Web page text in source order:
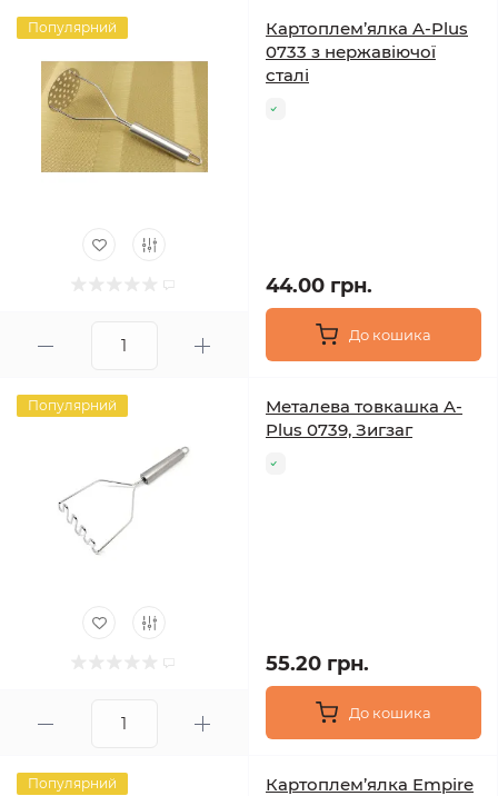
Популярний
Картоплем’ялка A-Plus
0733 з нержавіючої
сталі
44.00 грн.
До кошика
Популярний
Металева товкашка A-
Plus 0739, Зигзаг
55.20 грн.
До кошика
Популярний
Картоплем’ялка Empire